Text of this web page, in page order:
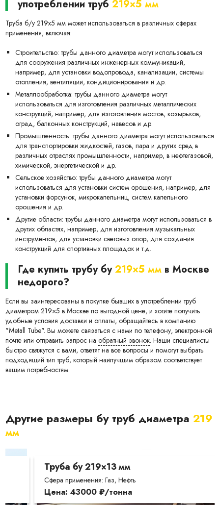
употреблении труб219×5 мм
Труба б/у 219х5 мм может использоваться в различных сферах
применения, включая:
Строительство: трубы данного диаметра могут использоваться
для сооружения различных инженерных коммуникаций,
например, для установки водопровода, канализации, системы
отопления, вентиляции, кондиционирования и др.
Металлообработка: трубы данного диаметра могут
использоваться для изготовления различных металлических
конструкций, например, для изготовления мостов, козырьков,
оград, балконных конструкций, навесов и др.
Промышленность: трубы данного диаметра могут использоваться
для транспортировки жидкостей, газов, пара и других сред в
различных отраслях промышленности, например, в нефтегазовой,
химической, энергетической и др.
Сельское хозяйство: трубы данного диаметра могут
использоваться для установки систем орошения, например, для
установки форсунок, микрокапельниц, систем капельного
орошения и др.
Другие области: трубы данного диаметра могут использоваться в
других областях, например, для изготовления музыкальных
инструментов, для установки световых опор, для создания
конструкций для спортивных площадок и т.д.
Где купить трубу бу219×5 мм в Москве
недорого?
Если вы заинтересованы в покупке бывших в употреблении труб
диаметром 219×5 в Москве по выгодной цене, и хотите получить
удобные условия доставки и оплаты, обращайтесь в компанию
"Metall Tube". Вы можете связаться с нами по телефону, электронной
почте или отправить запрос наобратный звонок. Наши специалисты
быстро свяжутся с вами, ответят на все вопросы и помогут выбрать
подходящий тип труб, который наилучшим образом соответствует
вашим потребностям.
Другие размеры бу труб диаметра219
мм
Труба бу 219×13 мм
Сфера применения: Газ, Нефть
Цена: 43000 ₽/тонна